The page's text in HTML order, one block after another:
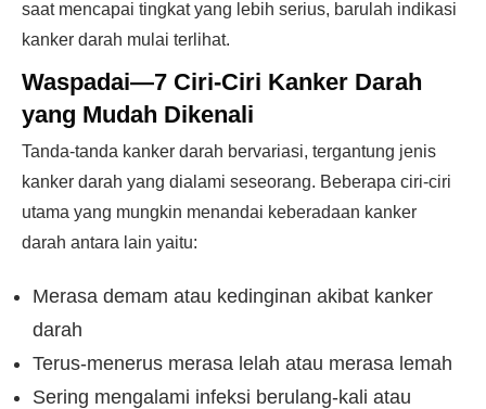
saat mencapai tingkat yang lebih serius, barulah indikasi
kanker darah mulai terlihat.
Waspadai—7 Ciri-Ciri Kanker Darah
yang Mudah Dikenali
Tanda-tanda kanker darah bervariasi, tergantung jenis
kanker darah yang dialami seseorang. Beberapa ciri-ciri
utama yang mungkin menandai keberadaan kanker
darah antara lain yaitu:
Merasa demam atau kedinginan akibat kanker
darah
Terus-menerus merasa lelah atau merasa lemah
Sering mengalami infeksi berulang-kali atau